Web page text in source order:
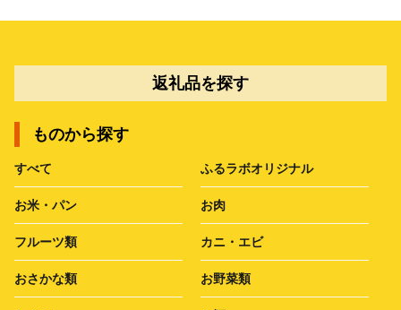
返礼品を探す
ものから探す
すべて ふるラボオリジナル
お米・パン お肉
フルーツ類 カニ・エビ
おさかな類 お野菜類